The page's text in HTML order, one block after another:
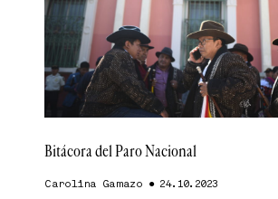
Bitácora del Paro Nacional
Carolina Gamazo 24.10.2023